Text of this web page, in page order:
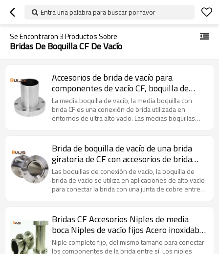
Entra una palabra para buscar por favor
Se Encontraron3Productos Sobre
Bridas De Boquilla CF De Vacío
Accesorios de brida de vacío para
componentes de vacío CF, boquilla de
media boquilla, no giratorios,
SS304/SS316L, venta al por mayor
La media boquilla de vacío, la media boquilla con
brida CF es una conexión de brida utilizada en
entornos de ultra alto vacío. Las medias boquillas
Brida de boquilla de vacío de una brida
giratoria de CF con accesorios de brida
SS304 al por mayor
Las boquillas de conexión de vacío, la boquilla de
brida de vacío se utiliza en aplicaciones de alto vacío
para conectar la brida con una junta de cobre entre
Bridas CF Accesorios Niples de media
boca Niples de vacío fijos Acero inoxidable
Venta al por mayor
Niple completo fijo, del mismo tamaño para conectar
los componentes de la brida entre sí. Los niples